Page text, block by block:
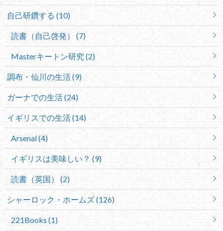
自己研鑽する (10)
読書（自己啓発） (7)
Masterキートン研究 (2)
調布・仙川の生活 (9)
ガーナでの生活 (24)
イギリスでの生活 (14)
Arsenal (4)
イギリスは美味しい？ (9)
読書（英国） (2)
シャーロック・ホームズ (126)
221Books (1)